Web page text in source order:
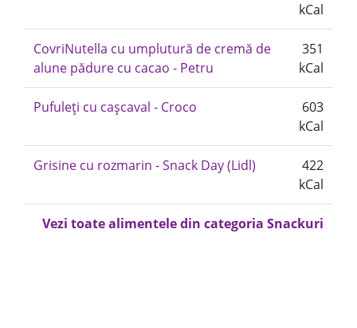
kCal
CovriNutella cu umplutură de cremă de
alune pădure cu cacao - Petru
351
kCal
Pufuleți cu cașcaval - Croco
603
kCal
Grisine cu rozmarin - Snack Day (Lidl)
422
kCal
Vezi toate alimentele din categoria Snackuri